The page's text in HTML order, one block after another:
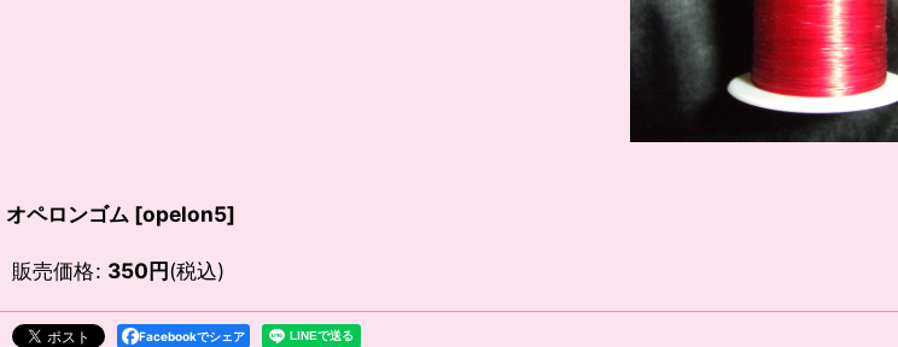
オペロンゴム [opelon5]
販売価格: 350円(税込)
Facebookでシェア